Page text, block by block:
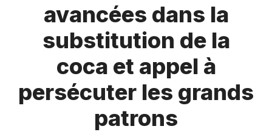
avancées dans la
substitution de la
coca et appel à
persécuter les grands
patrons